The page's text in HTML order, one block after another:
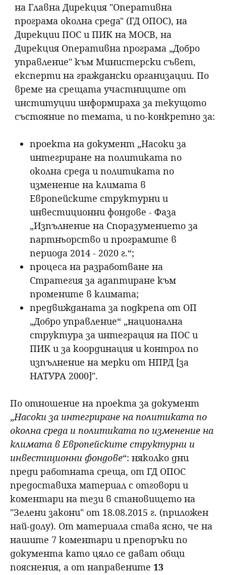
на Главна Дирекция "Оперативна
програма околна среда" (ГД ОПОС), на
Дирекции ПОС и ПИК на МОСВ, на
Дирекция Оперативна програма „Добро
управление" към Министерски съвет,
експерти на граждански организации. По
време на срещата участниците от
институции информираха за текущото
състояние по темата, и по-конкретно за:
проекта на документ „Насоки за
интегриране на политиката по
околна среда и политиката по
изменение на климата в
Европейските структурни и
инвестиционни фондове - Фаза
„Изпълнение на Споразумението за
партньорство и програмите в
периода 2014 - 2020 г.“;
процеса на разработване на
Стратегия за адаптиране към
промените в климата;
предвижданата за подкрепа от ОП
„Добро управление“ „национална
структура за интеграция на ПОС и
ПИК и за координация и контрол по
изпълнение на мерки от НПРД [за
НАТУРА 2000]".
По отношение на проекта за документ
„Насоки за интегриране на политиката по
околна среда и политиката по изменение на
климата в Европейските структурни и
инвестиционни фондове“: няколко дни
преди работната среща, от ГД ОПОС
предоставиха материал с отговори и
коментари на тези в становището на
"Зелени закони" от 18.08.2015 г. (приложен
най-долу). От материала става ясно, че на
нашите 7 коментари и препоръки по
документа като цяло се дават общи
пояснения, a от направените 13